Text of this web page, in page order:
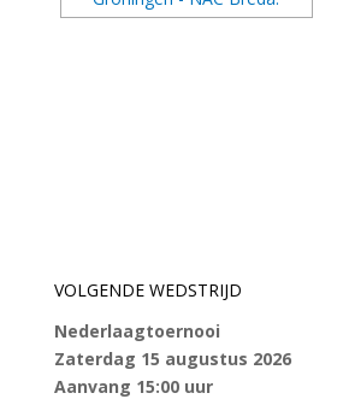
VOLGENDE WEDSTRIJD
Nederlaagtoernooi
Zaterdag 15 augustus 2026
Aanvang 15:00 uur